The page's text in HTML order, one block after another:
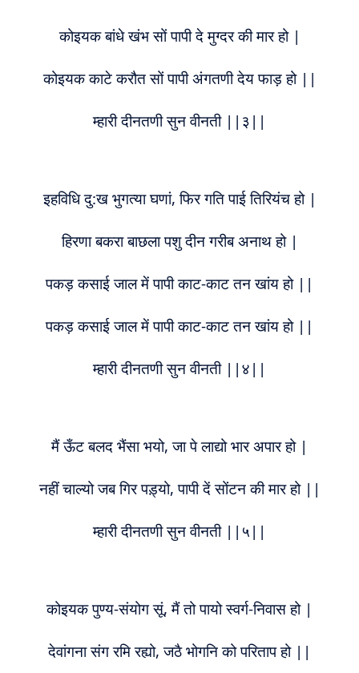
कोइयक बांधे खंभ सों पापी दे मुग्दर की मार हो |
कोइयक काटे करौत सों पापी अंगतणी देय फाड़ हो ||
म्हारी दीनतणी सुन वीनती ||३||
इहविधि दु:ख भुगत्या घणां, फिर गति पाई तिरियंच हो |
हिरणा बकरा बाछला पशु दीन गरीब अनाथ हो |
पकड़ कसाई जाल में पापी काट-काट तन खांय हो ||
पकड़ कसाई जाल में पापी काट-काट तन खांय हो ||
म्हारी दीनतणी सुन वीनती ||४||
मैं ऊँट बलद भैंसा भयो, जा पे लाद्यो भार अपार हो |
नहीं चाल्यो जब गिर पड़्यो, पापी दें सोंटन की मार हो ||
म्हारी दीनतणी सुन वीनती ||५||
कोइयक पुण्य-संयोग सूं, मैं तो पायो स्वर्ग-निवास हो |
देवांगना संग रमि रह्यो, जठै भोगनि को परिताप हो ||